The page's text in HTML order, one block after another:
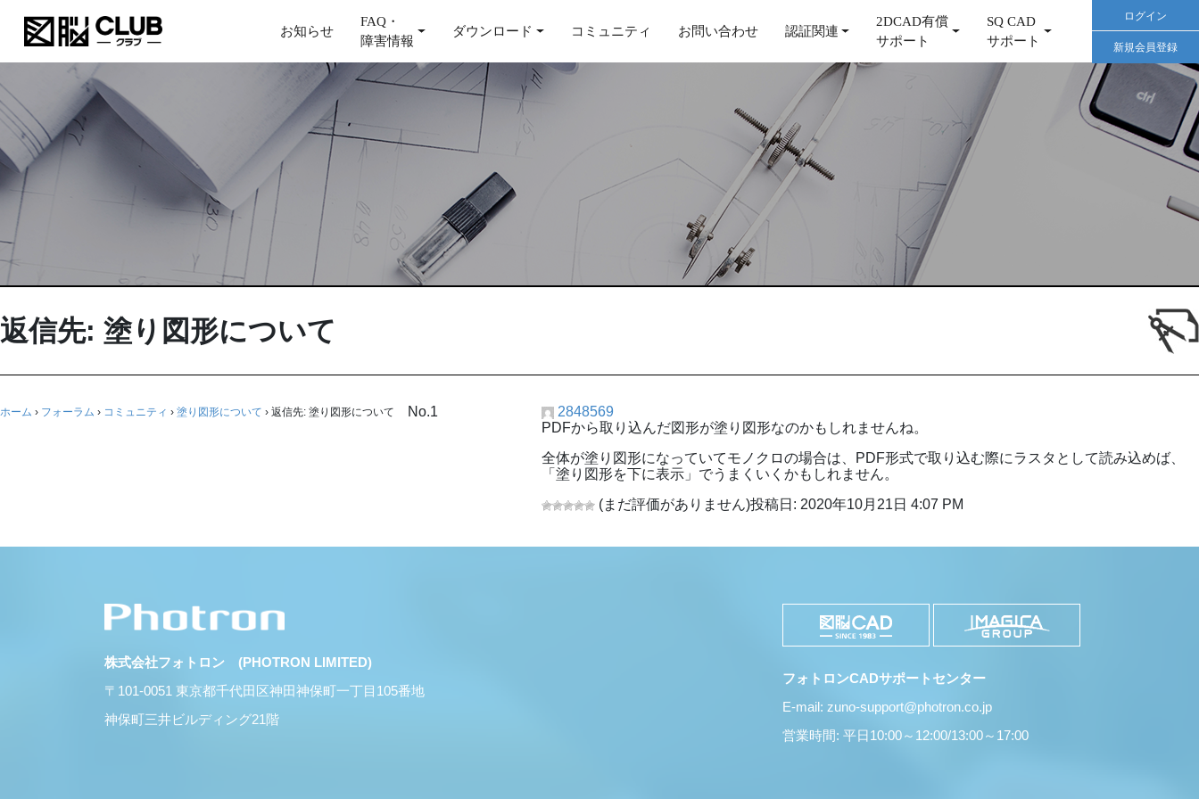
お知らせ
FAQ・
障害情報
ダウンロード コミュニティ お問い合わせ 認証関連
2DCAD有償
サポート
SQ CAD
サポート
ログイン
新規会員登録
返信先: 塗り図形について
ホーム › フォーラム › コミュニティ › 塗り図形について › 返信先: 塗り図形について No.1
2848569
PDFから取り込んだ図形が塗り図形なのかもしれませんね。
全体が塗り図形になっていてモノクロの場合は、PDF形式で取り込む際にラスタとして読み込めば、
「塗り図形を下に表示」でうまくいくかもしれません。
(まだ評価がありません)投稿日: 2020年10月21日 4:07 PM
株式会社フォトロン (PHOTRON LIMITED)
〒101-0051 東京都千代田区神田神保町一丁目105番地
神保町三井ビルディング21階
フォトロンCADサポートセンター
E-mail: zuno-support@photron.co.jp
営業時間: 平日10:00～12:00/13:00～17:00